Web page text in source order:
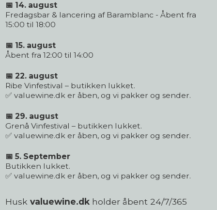
📅 14. august
Fredagsbar & lancering af Baramblanc - Åbent fra
15:00 til 18:00
📅 15. august
Åbent fra 12:00 til 14:00
📅 22. august
Ribe Vinfestival – butikken lukket.
✅ valuewine.dk er åben, og vi pakker og sender.
📅 29. august
Grenå Vinfestival – butikken lukket.
✅ valuewine.dk er åben, og vi pakker og sender.
📅 5. September
Butikken lukket.
✅ valuewine.dk er åben, og vi pakker og sender.
Husk valuewine.dk holder åbent 24/7/365